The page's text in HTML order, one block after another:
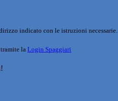
indicato con le istruzioni necessarie.
la Login Spaggiari